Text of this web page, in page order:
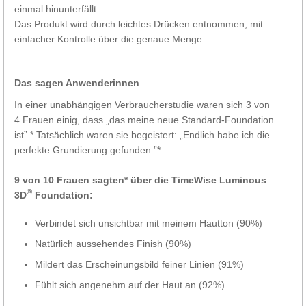
einmal hinunterfällt.
Das Produkt wird durch leichtes Drücken entnommen, mit
einfacher Kontrolle über die genaue Menge.
Das sagen Anwenderinnen
In einer unabhängigen Verbraucherstudie waren sich 3 von
4 Frauen einig, dass „das meine neue Standard-Foundation
ist”.* Tatsächlich waren sie begeistert: „Endlich habe ich die
perfekte Grundierung gefunden.”*
9 von 10 Frauen sagten* über die TimeWise Luminous
3D® Foundation:
Verbindet sich unsichtbar mit meinem Hautton (90%)
Natürlich aussehendes Finish (90%)
Mildert das Erscheinungsbild feiner Linien (91%)
Fühlt sich angenehm auf der Haut an (92%)